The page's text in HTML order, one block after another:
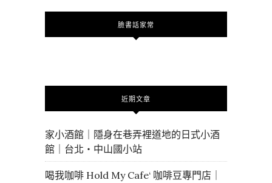
臉書話家常
近期文章
家小酒館｜隱身在巷弄裡道地的日式小酒
館｜台北・中山國小站
喝我咖啡 Hold My Cafe‘ 咖啡豆專門店｜